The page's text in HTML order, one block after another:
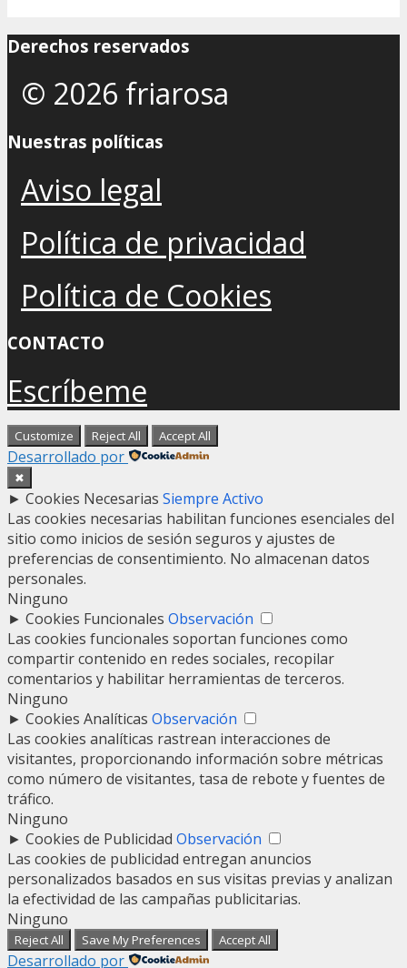
Derechos reservados
© 2026 friarosa
Nuestras políticas
Aviso legal
Política de privacidad
Política de Cookies
CONTACTO
Escríbeme
Customize Reject All Accept All
Desarrollado por
✖
► Cookies Necesarias Siempre Activo
Las cookies necesarias habilitan funciones esenciales del
sitio como inicios de sesión seguros y ajustes de
preferencias de consentimiento. No almacenan datos
personales.
Ninguno
► Cookies Funcionales Observación
Las cookies funcionales soportan funciones como
compartir contenido en redes sociales, recopilar
comentarios y habilitar herramientas de terceros.
Ninguno
► Cookies Analíticas Observación
Las cookies analíticas rastrean interacciones de
visitantes, proporcionando información sobre métricas
como número de visitantes, tasa de rebote y fuentes de
tráfico.
Ninguno
► Cookies de Publicidad Observación
Las cookies de publicidad entregan anuncios
personalizados basados en sus visitas previas y analizan
la efectividad de las campañas publicitarias.
Ninguno
Reject All Save My Preferences Accept All
Desarrollado por